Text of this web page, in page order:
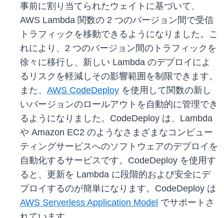
事前に割り当てられたウェイトに基づいて、
AWS Lambda 関数の 2 つのバージョン間で受信
トラフィックを移動できるようになりました。こ
れにより、2 つのバージョン間のトラフィックを
徐々に移行し、新しい Lambda のデプロイによ
るリスクを軽減しその影響範囲を制限できます。
また、 AWS CodeDeploy を使用して関数の新し
いバージョンのロールアウトを自動的に管理でき
るようになりました。CodeDeploy は、Lambda
や Amazon EC2 のようなさまざまなコンピュー
ティングサービスへのソフトウェアのデプロイを
自動化するサービスです。CodeDeploy を使用す
ると、更新を Lambda に段階的および安全にデ
プロイするのが簡単になります。CodeDeploy は
AWS Serverless Application Model でサポートさ